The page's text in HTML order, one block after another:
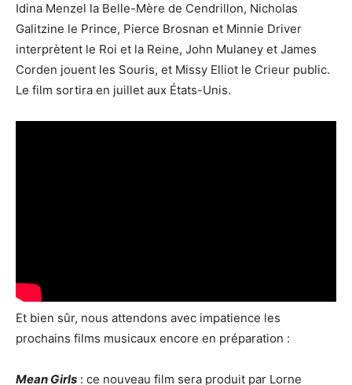
Idina Menzel la Belle-Mère de Cendrillon, Nicholas
Galitzine le Prince, Pierce Brosnan et Minnie Driver
interprètent le Roi et la Reine, John Mulaney et James
Corden jouent les Souris, et Missy Elliot le Crieur public.
Le film sortira en juillet aux États-Unis.
Et bien sûr, nous attendons avec impatience les
prochains films musicaux encore en préparation :
Mean Girls : ce nouveau film sera produit par Lorne